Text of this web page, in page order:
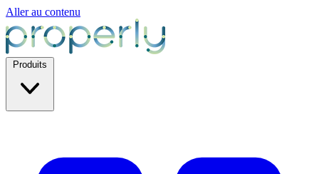
Aller au contenu